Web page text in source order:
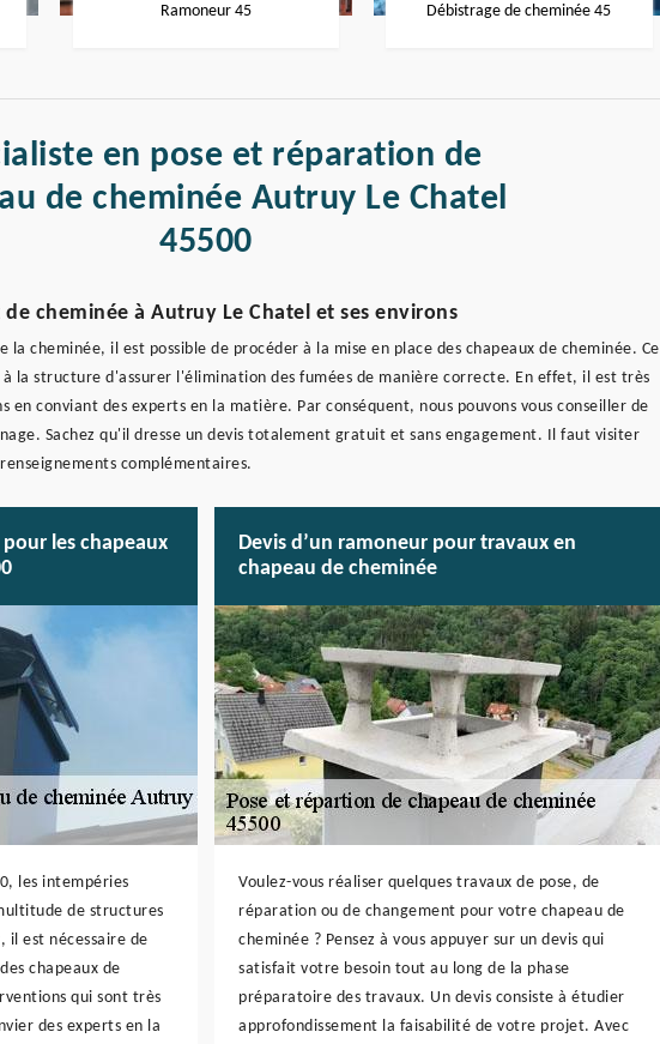
Ramoneur 45 Débistrage de cheminée 45
en pose et réparation de
de cheminée Autruy Le Chatel
45500
cheminée à Autruy Le Chatel et ses environs
cheminée, il est possible de procéder à la mise en place des chapeaux de cheminée. Ce
la structure d'assurer l'élimination des fumées de manière correcte. En effet, il est très
en conviant des experts en la matière. Par conséquent, nous pouvons vous conseiller de
Sachez qu'il dresse un devis totalement gratuit et sans engagement. Il faut visiter
complémentaires.
les chapeaux
les intempéries
de structures
il est nécessaire de
chapeaux de
qui sont très
des experts en la
Devis d’un ramoneur pour travaux en
chapeau de cheminée
Voulez-vous réaliser quelques travaux de pose, de
réparation ou de changement pour votre chapeau de
cheminée ? Pensez à vous appuyer sur un devis qui
satisfait votre besoin tout au long de la phase
préparatoire des travaux. Un devis consiste à étudier
approfondissement la faisabilité de votre projet. Avec